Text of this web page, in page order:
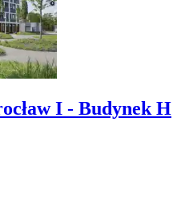
I - Budynek H